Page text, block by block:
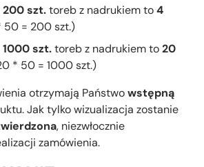
200 szt.toreb z nadrukiem to4
50 = 200 szt.)
1000 szt.toreb z nadrukiem to20
* 50 = 1000 szt.)
otrzymają Państwowstępną
Jak tylko wizualizacja zostanie
, niezwłocznie
zamówienia.